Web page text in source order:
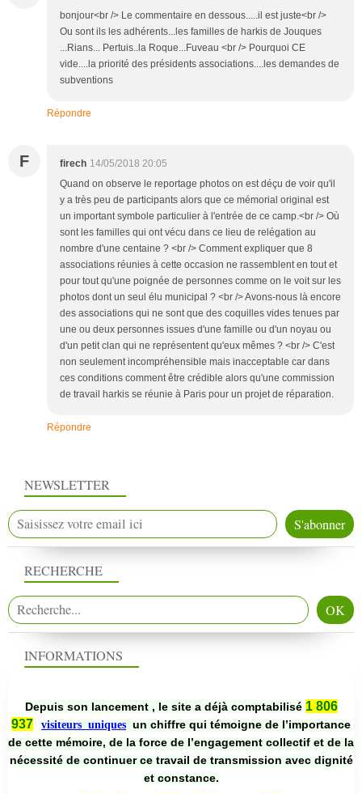
bonjour<br /> Le commentaire en dessous.....il est juste<br />
Ou sont ils les adhérents...les familles de harkis de Jouques
...Rians... Pertuis..la Roque...Fuveau <br /> Pourquoi CE
vide....la priorité des présidents associations....les demandes de
subventions
Répondre
F firech 14/05/2018 20:05
Quand on observe le reportage photos on est déçu de voir qu'il
y a très peu de participants alors que ce mémorial original est
un important symbole particulier à l'entrée de ce camp.<br /> Où
sont les familles qui ont vécu dans ce lieu de relégation au
nombre d'une centaine ? <br /> Comment expliquer que 8
associations réunies à cette occasion ne rassemblent en tout et
pour tout qu'une poignée de personnes comme on le voit sur les
photos dont un seul élu municipal ? <br /> Avons-nous là encore
des associations qui ne sont que des coquilles vides tenues par
une ou deux personnes issues d'une famille ou d'un noyau ou
d'un petit clan qui ne représentent qu'eux mêmes ? <br /> C'est
non seulement incompréhensible mais inacceptable car dans
ces conditions comment être crédible alors qu'une commission
de travail harkis se réunie à Paris pour un projet de réparation.
Répondre
NEWSLETTER
RECHERCHE
INFORMATIONS
Depuis son lancement , le site a déjà comptabilisé 1 806
937
visiteurs uniques un chiffre qui témoigne de l’importance
de cette mémoire, de la force de l’engagement collectif et de la
nécessité de continuer ce travail de transmission avec dignité
et constance.